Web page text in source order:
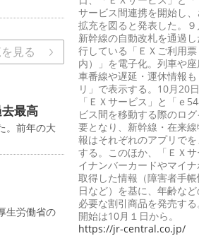
見る
最高
。前年の大
生労働省の
サービス間連携を開始し
拡充を図ると発表した。９
新幹線の自動改札を通過
行している「ＥＸご利用
内）」を電子化。列車や
車番線や遅延・運休情報
リ」で表示する。10月20日
「ＥＸサービス」と「ｅ
ビス間を移動する際のロ
要となり、新幹線・在来
報はそれぞれのアプリで
する。このほか、「ＥＸ
イナンバーカードやマイ
取得した情報（障害者手帳
日など）を基に、年齢な
必要な割引商品を発売す
開始は10月１日から。
https://jr-central.co.jp/